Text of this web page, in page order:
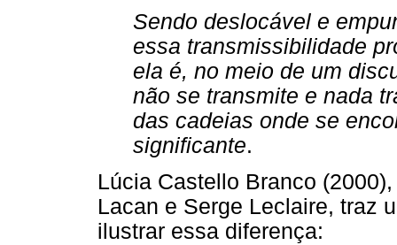
Sendo deslocável e
essa transmissibilidade
ela é, no meio de um
não se transmite e nada
das cadeias onde se
significante.
Lúcia Castello Branco
Lacan e Serge Leclaire, traz
ilustrar essa diferença: